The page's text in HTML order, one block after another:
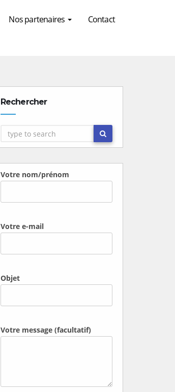
Nos partenaires Contact
Rechercher
Votre nom/prénom
Votre e-mail
Objet
Votre message (facultatif)